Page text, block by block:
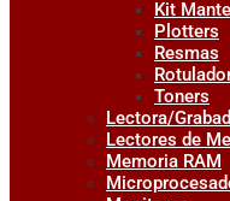
Kit
Plotters
Resmas
Toners
Lectora/
Lectores de
Memoria RAM